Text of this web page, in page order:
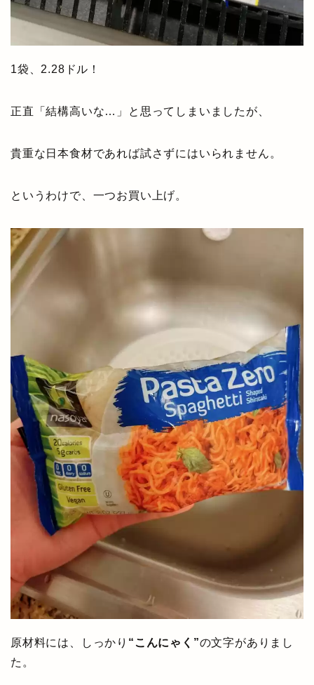
1袋、2.28ドル！
正直「結構高いな…」と思ってしまいましたが、
貴重な日本食材であれば試さずにはいられません。
というわけで、一つお買い上げ。
原材料には、しっかり “こんにゃく”の文字がありまし
た。